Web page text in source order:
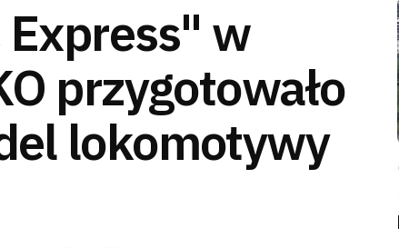
w
przygotowało
lokomotywy